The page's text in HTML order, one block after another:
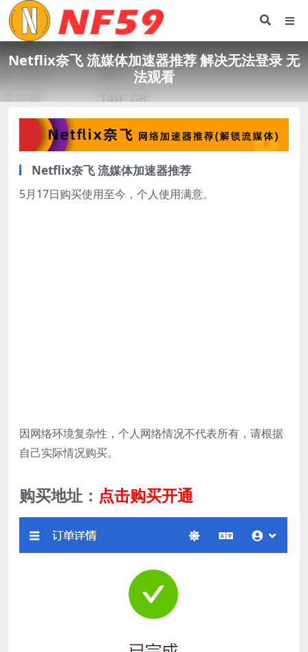
Netflix奈飞 流媒体加速器推荐 解决无法登录 无
法观看
Netflix奈飞 流媒体加速器推荐
5月17日购买使用至今，个人使用满意。
因网络环境复杂性，个人网络情况不代表所有，请根据
自己实际情况购买。
购买地址： 点击购买开通